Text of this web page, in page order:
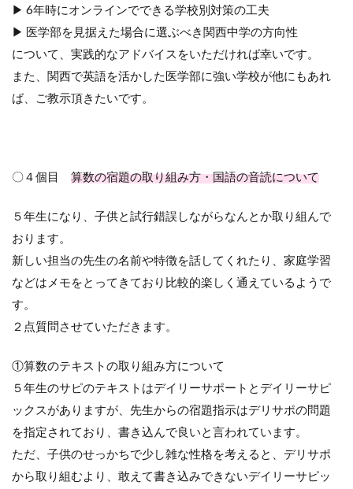
▶ 6年時にオンラインでできる学校別対策の工夫
▶ 医学部を見据えた場合に選ぶべき関西中学の方向性
について、実践的なアドバイスをいただければ幸いです。
また、関西で英語を活かした医学部に強い学校が他にもあれ
ば、ご教示頂きたいです。
〇４個目 算数の宿題の取り組み方・国語の音読について
５年生になり、子供と試行錯誤しながらなんとか取り組んで
おります。
新しい担当の先生の名前や特徴を話してくれたり、家庭学習
などはメモをとってきており比較的楽しく通えているようで
す。
２点質問させていただきます。
①算数のテキストの取り組み方について
５年生のサピのテキストはデイリーサポートとデイリーサピ
ックスがありますが、先生からの宿題指示はデリサポの問題
を指定されており、書き込んで良いと言われています。
ただ、子供のせっかちで少し雑な性格を考えると、デリサポ
から取り組むより、敢えて書き込みできないデイリーサピッ